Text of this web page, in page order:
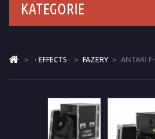
KATEGORIE
> · EFFECTS · > FAZERY > ANTARI